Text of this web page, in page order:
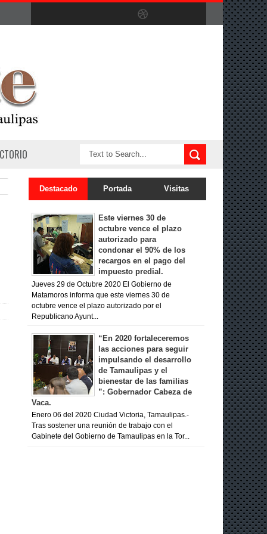
Destacado Portada Visitas
Este viernes 30 de
octubre vence el plazo
autorizado para
condonar el 90% de los
recargos en el pago del
impuesto predial.
Jueves 29 de Octubre 2020 El Gobierno de
Matamoros informa que este viernes 30 de
octubre vence el plazo autorizado por el
Republicano Ayunt...
“En 2020 fortaleceremos
las acciones para seguir
impulsando el desarrollo
de Tamaulipas y el
bienestar de las familias
”: Gobernador Cabeza de
Vaca.
Enero 06 del 2020 Ciudad Victoria, Tamaulipas.-
Tras sostener una reunión de trabajo con el
Gabinete del Gobierno de Tamaulipas en la Tor...